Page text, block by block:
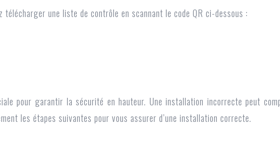
une liste de contrôle en scannant le code QR ci-dessous :
pour garantir la sécurité en hauteur. Une installation incorrecte peut
les étapes suivantes pour vous assurer d’une installation correcte.